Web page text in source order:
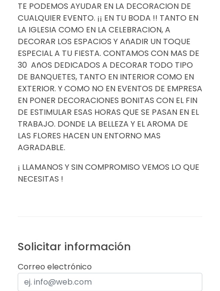
TE PODEMOS AYUDAR EN LA DECORACION DE
CUALQUIER EVENTO. ¡¡ EN TU BODA !! TANTO EN
LA IGLESIA COMO EN LA CELEBRACION, A
DECORAR LOS ESPACIOS Y AñADIR UN TOQUE
ESPECIAL A TU FIESTA. CONTAMOS CON MAS DE
30 AñOS DEDICADOS A DECORAR TODO TIPO
DE BANQUETES, TANTO EN INTERIOR COMO EN
EXTERIOR. Y COMO NO EN EVENTOS DE EMPRESA
EN PONER DECORACIONES BONITAS CON EL FIN
DE ESTIMULAR ESAS HORAS QUE SE PASAN EN EL
TRABAJO. DONDE LA BELLEZA Y EL AROMA DE
LAS FLORES HACEN UN ENTORNO MAS
AGRADABLE.
¡ LLAMANOS Y SIN COMPROMISO VEMOS LO QUE
NECESITAS !
Solicitar información
Correo electrónico